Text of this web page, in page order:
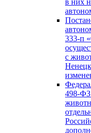
в них
333-п
с
498-ФЗ